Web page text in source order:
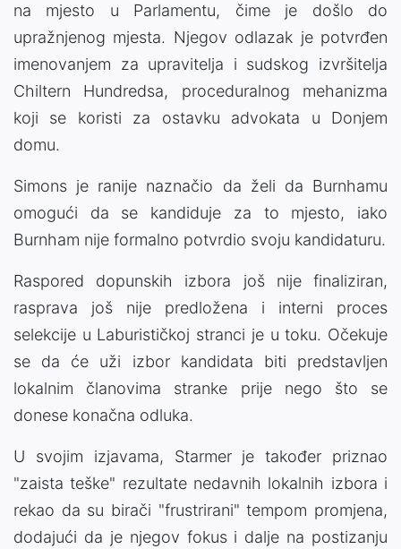
na mjesto u Parlamentu, čime je došlo do
upražnjenog mjesta. Njegov odlazak je potvrđen
imenovanjem za upravitelja i sudskog izvršitelja
Chiltern Hundredsa, proceduralnog mehanizma
koji se koristi za ostavku advokata u Donjem
domu.
Simons je ranije naznačio da želi da Burnhamu
omogući da se kandiduje za to mjesto, iako
Burnham nije formalno potvrdio svoju kandidaturu.
Raspored dopunskih izbora još nije finaliziran,
rasprava još nije predložena i interni proces
selekcije u Laburističkoj stranci je u toku. Očekuje
se da će uži izbor kandidata biti predstavljen
lokalnim članovima stranke prije nego što se
donese konačna odluka.
U svojim izjavama, Starmer je također priznao
"zaista teške" rezultate nedavnih lokalnih izbora i
rekao da su birači "frustrirani" tempom promjena,
dodajući da je njegov fokus i dalje na postizanju